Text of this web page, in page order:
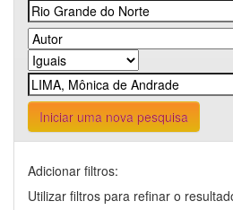
Iniciar uma nova pesquisa
Adicionar filtros:
Utilizar filtros para refinar o